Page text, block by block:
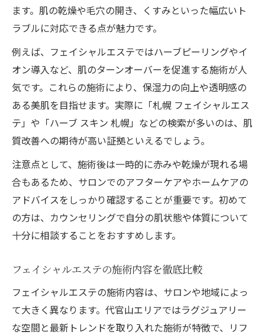
ます。肌の乾燥や毛穴の開き、くすみといった幅広いト
ラブルに対応できる点が魅力です。
例えば、フェイシャルエステではハーブピーリングやイ
オン導入など、肌のターンオーバーを促進する施術が人
気です。これらの施術により、保湿力の向上や透明感の
ある美肌を目指せます。実際に「札幌 フェイシャルエス
テ」や「ハーブ スキン 札幌」などの検索が多いのは、肌
質改善への期待が高い証拠といえるでしょう。
注意点として、施術後は一時的に赤みや乾燥が現れる場
合もあるため、サロンでのアフターケアやホームケアの
アドバイスをしっかり確認することが重要です。初めて
の方は、カウンセリングで自分の肌状態や体質について
十分に相談することをおすすめします。
フェイシャルエステの施術内容を徹底比較
フェイシャルエステの施術内容は、サロンや地域によっ
て大きく異なります。代官山エリアではラグジュアリー
な空間と最新トレンドを取り入れた施術が特徴で、リフ